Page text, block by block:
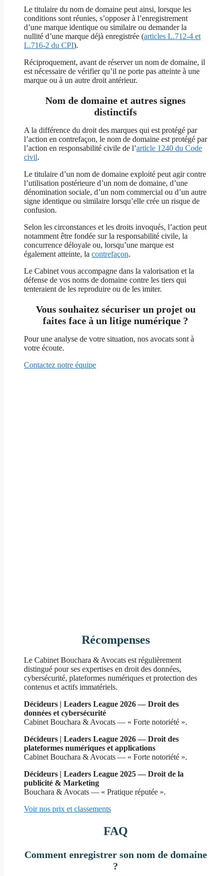
Le titulaire du nom de domaine peut ainsi, lorsque les
conditions sont réunies, s’opposer à l’enregistrement
d’une marque identique ou similaire ou demander la
nullité d’une marque déjà enregistrée (articles L.712-4 et
L.716-2 du CPI).
Réciproquement, avant de réserver un nom de domaine, il
est nécessaire de vérifier qu’il ne porte pas atteinte à une
marque ou à un autre droit antérieur.
Nom de domaine et autres signes
distinctifs
A la différence du droit des marques qui est protégé par
l’action en contrefaçon, le nom de domaine est protégé par
l’action en responsabilité civile de l’article 1240 du Code
civil.
Le titulaire d’un nom de domaine exploité peut agir contre
l’utilisation postérieure d’un nom de domaine, d’une
dénomination sociale, d’un nom commercial ou d’un autre
signe identique ou similaire lorsqu’elle crée un risque de
confusion.
Selon les circonstances et les droits invoqués, l’action peut
notamment être fondée sur la responsabilité civile, la
concurrence déloyale ou, lorsqu’une marque est
également atteinte, la contrefaçon.
Le Cabinet vous accompagne dans la valorisation et la
défense de vos noms de domaine contre les tiers qui
tenteraient de les reproduire ou de les imiter.
Vous souhaitez sécuriser un projet ou
faites face à un litige numérique ?
Pour une analyse de votre situation, nos avocats sont à
votre écoute.
Contactez notre équipe
Récompenses
Le Cabinet Bouchara & Avocats est régulièrement
distingué pour ses expertises en droit des données,
cybersécurité, plateformes numériques et protection des
contenus et actifs immatériels.
Décideurs | Leaders League 2026 — Droit des
données et cybersécurité
Cabinet Bouchara & Avocats — « Forte notoriété ».
Décideurs | Leaders League 2026 — Droit des
plateformes numériques et applications
Cabinet Bouchara & Avocats — « Forte notoriété ».
Décideurs | Leaders League 2025 — Droit de la
publicité & Marketing
Bouchara & Avocats — « Pratique réputée ».
Voir nos prix et classements
FAQ
Comment enregistrer son nom de domaine
?